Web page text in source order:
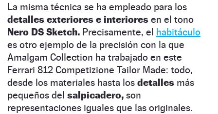
La misma técnica se ha empleado para los
detalles exteriores e interiores en el tono
Nero DS Sketch. Precisamente, el habitáculo
es otro ejemplo de la precisión con la que
Amalgam Collection ha trabajado en este
Ferrari 812 Competizione Tailor Made: todo,
desde los materiales hasta los detalles más
pequeños del salpicadero, son
representaciones iguales que las originales.